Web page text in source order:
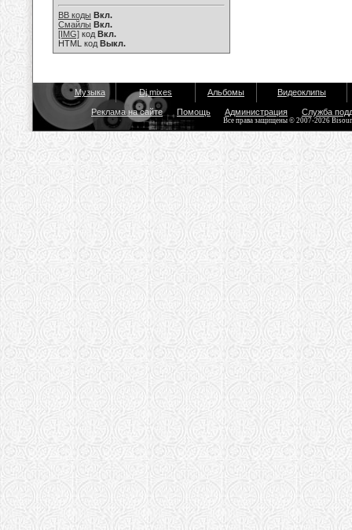
BB коды Вкл.
Смайлы Вкл.
[IMG] код Вкл.
HTML код Выкл.
Музыка Dj mixes Альбомы Видеоклипы
Реклама на сайте Помощь Администрация Служба
Все права защищены © 2007-2026